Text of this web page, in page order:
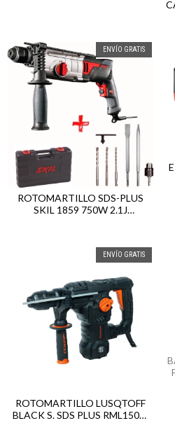
ENVÍO GRATIS
ROTOMARTILLO SDS-PLUS
SKIL 1859 750W 2.1J
ENVÍO GRATIS
ROTOMARTILLO LUSQTOFF
BLACK S. SDS PLUS RML1500-